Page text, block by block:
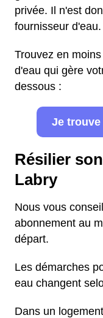
privée. Il n'est
fournisseur d'eau.
Trouvez en
d'eau qui gère
dessous :
Je
Résilier
Labry
Nous vous
abonnement au
départ.
Les démarches
eau changent
Dans un